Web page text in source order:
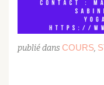
publié dans COURS,